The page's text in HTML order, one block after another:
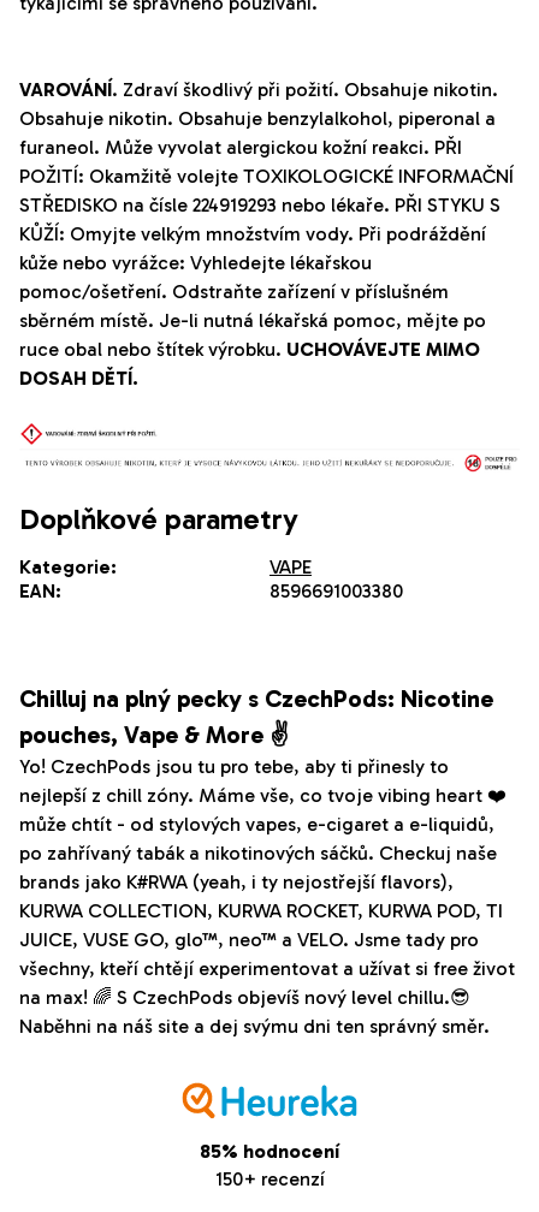
VAROVÁNÍ. Zdraví škodlivý při požití. Obsahuje nikotin.
Obsahuje nikotin. Obsahuje benzylalkohol, piperonal a
furaneol. Může vyvolat alergickou kožní reakci. PŘI
POŽITÍ: Okamžitě volejte TOXIKOLOGICKÉ INFORMAČNÍ
STŘEDISKO na čísle 224919293 nebo lékaře. PŘI STYKU S
KŮŽÍ: Omyjte velkým množstvím vody. Při podráždění
kůže nebo vyrážce: Vyhledejte lékařskou
pomoc/ošetření. Odstraňte zařízení v příslušném
sběrném místě. Je-li nutná lékařská pomoc, mějte po
ruce obal nebo štítek výrobku. UCHOVÁVEJTE MIMO
DOSAH DĚTÍ.
Doplňkové parametry
Kategorie:
VAPE
EAN: 8596691003380
Chilluj na plný pecky s CzechPods: Nicotine
pouches, Vape & More ✌️
Yo! CzechPods jsou tu pro tebe, aby ti přinesly to
nejlepší z chill zóny. Máme vše, co tvoje vibing heart ❤️
může chtít - od stylových vapes, e-cigaret a e-liquidů,
po zahřívaný tabák a nikotinových sáčků. Checkuj naše
brands jako K#RWA (yeah, i ty nejostřejší flavors),
KURWA COLLECTION, KURWA ROCKET, KURWA POD, TI
JUICE, VUSE GO, glo™, neo™ a VELO. Jsme tady pro
všechny, kteří chtějí experimentovat a užívat si free život
na max! 🌈 S CzechPods objevíš nový level chillu.😎
Naběhni na náš site a dej svýmu dni ten správný směr.
85% hodnocení
150+ recenzí